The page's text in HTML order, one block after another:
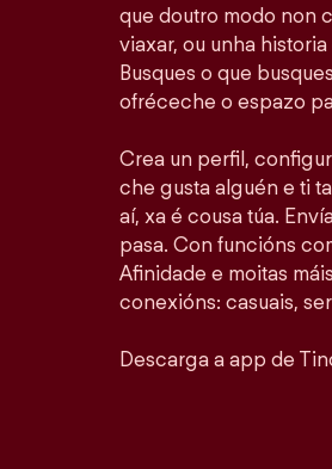
que doutro modo non
viaxar, ou unha
Busques o que
ofréceche o espazo
Crea un perfil,
che gusta alguén e ti
aí, xa é cousa túa.
pasa. Con funcións
Afinidade e moitas
conexións: casuais,
Descarga a app de